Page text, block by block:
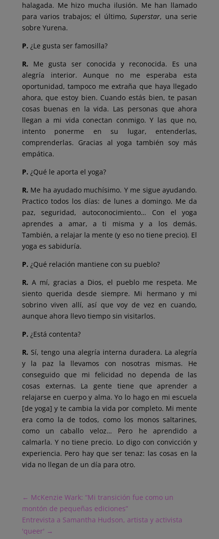
halagada. Me hizo mucha ilusión. Me han llamado
para varios trabajos; el último,Superstar, una serie
sobre Yurena.
P. ¿Le gusta ser famosilla?
R. Me gusta ser conocida y reconocida. Es una
alegría interior. Aunque no me esperaba esta
oportunidad, tampoco me extraña que haya llegado
ahora, que estoy bien. Cuando estás bien, te pasan
cosas buenas en la vida. Las personas que ahora
llegan a mi vida conectan conmigo. Y las que no,
intento ponerme en su lugar, entenderlas,
comprenderlas. Gracias al yoga también soy más
empática.
P. ¿Qué le aporta el yoga?
R. Me ha ayudado muchísimo. Y me sigue ayudando.
Practico todos los días: de lunes a domingo. Me da
paz, seguridad, autoconocimiento… Con el yoga
aprendes a amar, a ti misma y a los demás.
También, a relajar la mente (y eso no tiene precio). El
yoga es sabiduría.
P. ¿Qué relación mantiene con su pueblo?
R. A mí, gracias a Dios, el pueblo me respeta. Me
siento querida desde siempre. Mi hermano y mi
sobrino viven allí, así que voy de vez en cuando,
aunque ahora llevo tiempo sin visitarlos.
P. ¿Está contenta?
R. Sí, tengo una alegría interna duradera. La alegría
y la paz la llevamos con nosotras mismas. He
conseguido que mi felicidad no dependa de las
cosas externas. La gente tiene que aprender a
relajarse en cuerpo y alma. Yo lo hago en mi escuela
[de yoga] y te cambia la vida por completo. Mi mente
era como la de todos, como los monos saltarines,
como un caballo veloz… Pero he aprendido a
calmarla. Y no tiene precio. Lo digo con convicción y
experiencia. Pero hay que ser tenaz: las cosas en la
vida no llegan de un día para otro.
← McKenzie Wark: “Mi transición fue como un
montón de pequeñas ediciones”
Entrevista a Samantha Hudson, artista y activista
'queer' →